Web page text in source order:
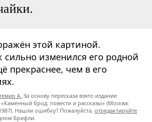
этой картиной.
сильно изменился его родной
прекраснее, чем в его
А. За основу пересказа взято издание
«Каменный брод: повести и рассказы» (Москва:
Нашли ошибку? Пожалуйста, отредактируйте
Брифли.